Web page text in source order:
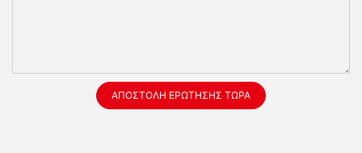
ΑΠΟΣΤΟΛΉ ΕΡΏΤΗΣΗΣ ΤΏΡΑ